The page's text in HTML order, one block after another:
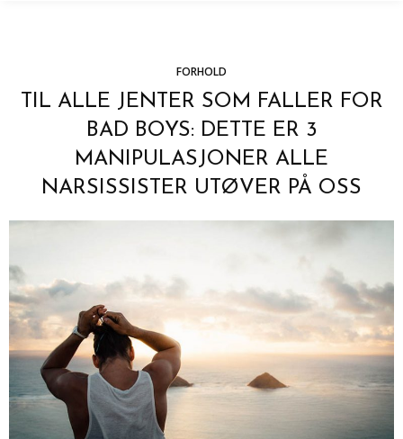
FORHOLD
TIL ALLE JENTER SOM FALLER FOR
BAD BOYS: DETTE ER 3
MANIPULASJONER ALLE
NARSISSISTER UTØVER PÅ OSS